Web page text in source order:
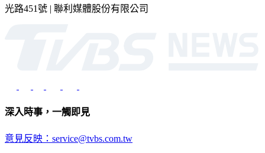
光路451號 | 聯利媒體股份有限公司
深入時事，一觸即見
意見反映：service@tvbs.com.tw